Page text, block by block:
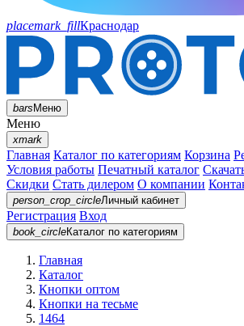
placemark_fillКраснодар
barsМеню
Меню
xmark
Главная Каталог по категориям Корзина
Условия работы Печатный каталог
Скидки Стать дилером О компании
person_crop_circleЛичный кабинет
Регистрация Вход
book_circleКаталог по категориям
Главная
Каталог
Кнопки оптом
Кнопки на тесьме
1464